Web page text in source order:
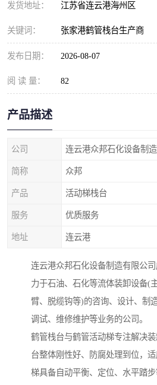
发货地址： 江苏省连云港海州区
关键词： 张家港鹤管栈台生产商
发布日期： 2026-08-07
阅 读 量： 82
产品描述
公司 连云港众邦石化设备制
简称 众邦
产品 活动梯栈台
服务 优质服务
地址 连云港
连云港众邦石化设备制造有限公
力于石油、石化等流体装卸设备(
臂、脱缆钩等)的咨询、设计、制
调试、维修维护等业务的公司。
鹤管栈台与鹤管活动梯专注解决
台整体刚性好、防腐处理到位，
梯具备自动平衡、定位、水平踏